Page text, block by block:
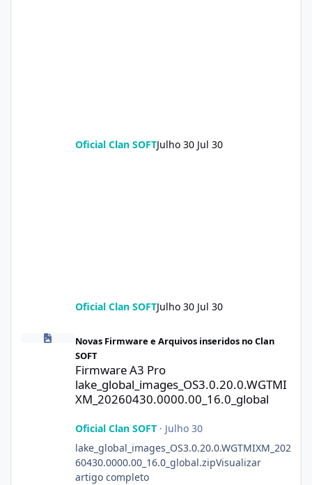
Oficial Clan SOFTJulho 30 Jul 30
Oficial Clan SOFTJulho 30 Jul 30
Firmware A3 Pro
Novas Firmware e Arquivos inseridos no Clan
SOFT
Firmware A3 Pro
lake_global_images_OS3.0.20.0.WGTMI
XM_20260430.0000.00_16.0_global
Oficial Clan SOFT· Julho 30
lake_global_images_OS3.0.20.0.WGTMIXM_202
60430.0000.00_16.0_global.zipVisualizar
artigo completo